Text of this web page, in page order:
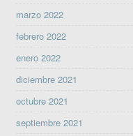
marzo 2022
febrero 2022
enero 2022
diciembre 2021
octubre 2021
septiembre 2021